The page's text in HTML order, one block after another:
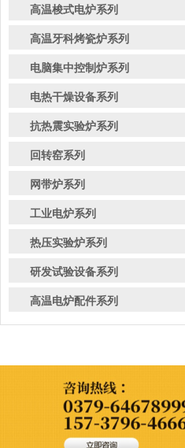
高温梭式电炉系列
高温牙科烤瓷炉系列
电脑集中控制炉系列
电热干燥设备系列
抗热震实验炉系列
回转窑系列
网带炉系列
工业电炉系列
热压实验炉系列
研发试验设备系列
高温电炉配件系列